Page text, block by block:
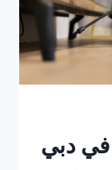
دبي